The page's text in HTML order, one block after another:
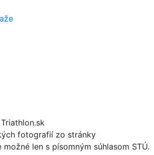
fotografií zo stránky
len s písomným súhlasom STÚ.